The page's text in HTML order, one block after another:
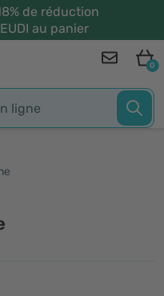
de réduction
au panier
0